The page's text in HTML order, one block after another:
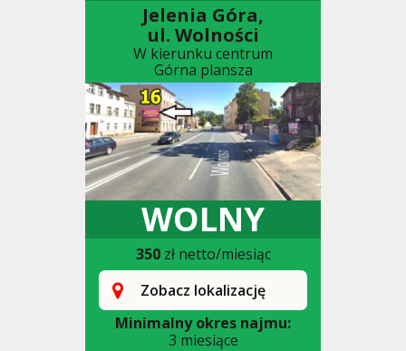
Jelenia Góra,
ul. Wolności
W kierunku centrum
Górna plansza
WOLNY
350zł netto/miesiąc
Zobacz lokalizację
Minimalny okres najmu:
3 miesiące